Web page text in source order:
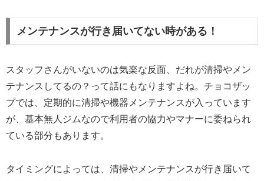
メンテナンスが行き届いてない時がある！
スタッフさんがいないのは気楽な反面、だれが清掃やメン
テナンスしてるの？って話にもなりますよね。チョコザッ
プでは、定期的に清掃や機器メンテナンスが入っています
が、基本無人ジムなので利用者の協力やマナーに委ねられ
ている部分もあります。
タイミングによっては、清掃やメンテナンスが行き届いて